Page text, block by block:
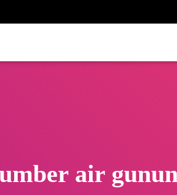
air